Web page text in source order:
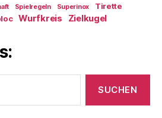
Spielregeln Superinox
Tirette
Wurfkreis Zielkugel